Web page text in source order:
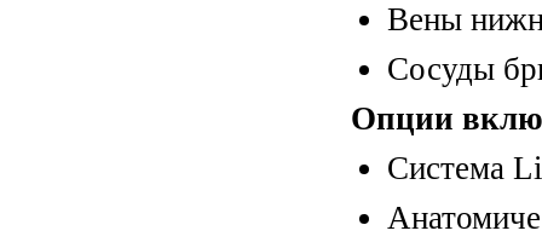
Вены
Сосуды
Опции
Система